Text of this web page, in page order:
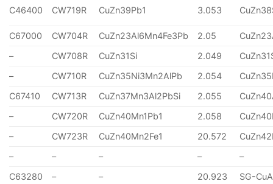
C46400 CW719R CuZn39Pb1 3.053
C67000 CW704R CuZn23Al6Mn4Fe3Pb 2.05
–
CW708R CuZn31Si 2.049
–
CW710R CuZn35Ni3Mn2AlPb 2.054
C67410
CW713R CuZn37Mn3Al2PbSi 2.055
–
CW720R CuZn40Mn1Pb1 2.058
–
CW723R CuZn40Mn2Fe1 20.572
–
– – –
–
C63280
– – 20.923 SG-